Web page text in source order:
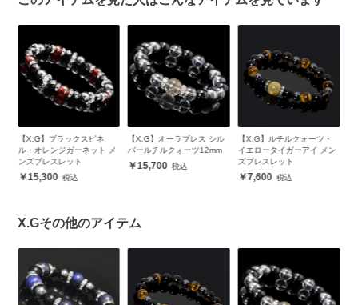
【X.G】オーラブレス シル
バールチルクォーツ12mm
15,700
【X.G】ルチルクォーツ・
イエロータイガーアイ メン
ズブレスレット
1月誕生石 ガーネットブレ
スレット メンズ
11,600
X.Gその他のアイテム